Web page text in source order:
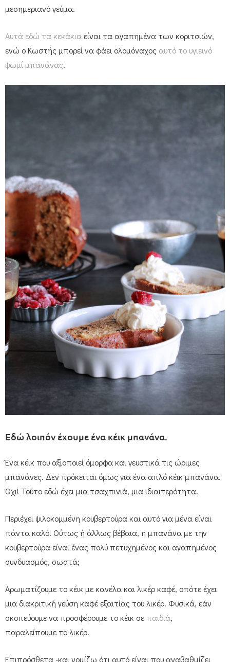
μεσημεριανό γεύμα.
Αυτά εδώ τα κεκάκια είναι τα αγαπημένα των κοριτσιών,
ενώ ο Κωστής μπορεί να φάει ολομόναχος αυτό το υγιεινό
ψωμί μπανάνας.
Εδώ λοιπόν έχουμε ένα κέικ μπανάνα.
Ένα κέικ που αξιοποιεί όμορφα και γευστικά τις ώριμες
μπανάνες. Δεν πρόκειται όμως για ένα απλό κέικ μπανάνα.
Όχι! Τούτο εδώ έχει μια τσαχπινιά, μια ιδιαιτερότητα.
Περιέχει ψιλοκομμένη κουβερτούρα και αυτό για μένα είναι
πάντα καλό! Ούτως ή άλλως βέβαια, η μπανάνα με την
κουβερτούρα είναι ένας πολύ πετυχημένος και αγαπημένος
συνδυασμός, σωστά;
Αρωματίζουμε το κέικ με κανέλα και λικέρ καφέ, οπότε έχει
μια διακριτική γεύση καφέ εξαιτίας του λικέρ. Φυσικά, εάν
σκοπεύουμε να προσφέρουμε το κέικ σε παιδιά,
παραλείπουμε το λικέρ.
Επιπρόσθετα -και νομίζω ότι αυτό είναι που αναβαθμίζει